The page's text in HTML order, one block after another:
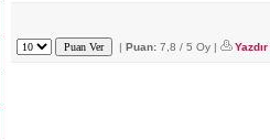
| Puan: 7,8 / 5 Oy | Yazdır